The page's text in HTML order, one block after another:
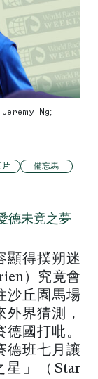
Ng;
片
備忘馬
德未竟之夢
顯得撲朔迷
）究竟會
沙丘園馬場
界猜測，
國打吡。
德班七月讓
星」（Star